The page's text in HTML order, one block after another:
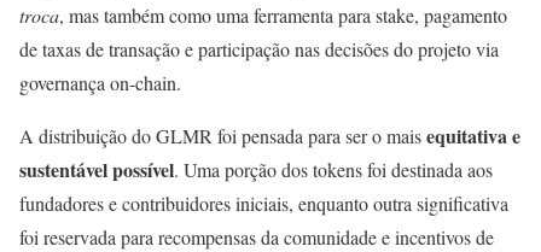
troca, mas também como uma ferramenta para stake, pagamento
de taxas de transação e participação nas decisões do projeto via
governança on-chain.
A distribuição do GLMR foi pensada para ser o maisequitativa e
sustentável possível. Uma porção dos tokens foi destinada aos
fundadores e contribuidores iniciais, enquanto outra significativa
foi reservada para recompensas da comunidade e incentivos de